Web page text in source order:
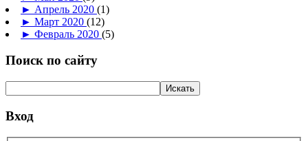
► Апрель 2020 (1)
► Март 2020 (12)
► Февраль 2020 (5)
Поиск по сайту
Вход